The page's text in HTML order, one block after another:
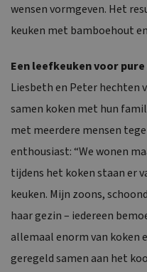
wensen vormgeven. Het
keuken met bamboehout
Een leefkeuken voor
Liesbeth en Peter hechten
samen koken met hun
met meerdere mensen
enthousiast: “We wonen
tijdens het koken staan er
keuken. Mijn zoons,
haar gezin – iedereen
allemaal enorm van koken
geregeld samen aan het